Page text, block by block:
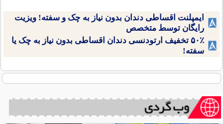
ایمپلنت اقساطی دندان بدون نیاز به چک و سفته! ویزیت
رایگان توسط متخصص
۵۰٪ تخفیف ارتودنسی دندان اقساطی بدون نیاز به چک یا
سفته!